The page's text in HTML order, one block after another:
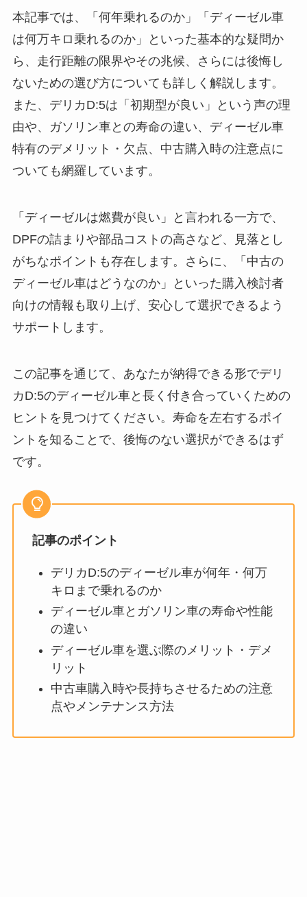
本記事では、「何年乗れるのか」「ディーゼル車
は何万キロ乗れるのか」といった基本的な疑問か
ら、走行距離の限界やその兆候、さらには後悔し
ないための選び方についても詳しく解説します。
また、デリカD:5は「初期型が良い」という声の理
由や、ガソリン車との寿命の違い、ディーゼル車
特有のデメリット・欠点、中古購入時の注意点に
ついても網羅しています。
「ディーゼルは燃費が良い」と言われる一方で、
DPFの詰まりや部品コストの高さなど、見落とし
がちなポイントも存在します。さらに、「中古の
ディーゼル車はどうなのか」といった購入検討者
向けの情報も取り上げ、安心して選択できるよう
サポートします。
この記事を通じて、あなたが納得できる形でデリ
カD:5のディーゼル車と長く付き合っていくための
ヒントを見つけてください。寿命を左右するポイ
ントを知ることで、後悔のない選択ができるはず
です。
記事のポイント
デリカD:5のディーゼル車が何年・何万
キロまで乗れるのか
ディーゼル車とガソリン車の寿命や性能
の違い
ディーゼル車を選ぶ際のメリット・デメ
リット
中古車購入時や長持ちさせるための注意
点やメンテナンス方法